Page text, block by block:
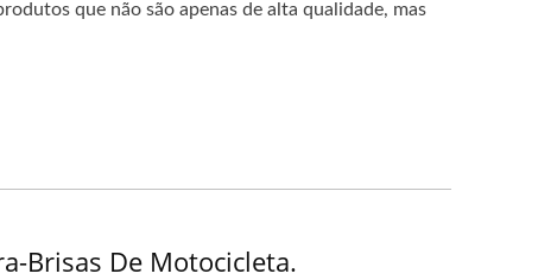
que não são apenas de alta qualidade, mas
Brisas De Motocicleta.